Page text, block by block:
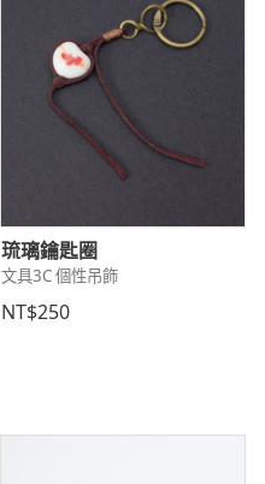
琉璃鑰匙圈
文具3C 個性吊飾
NT$250